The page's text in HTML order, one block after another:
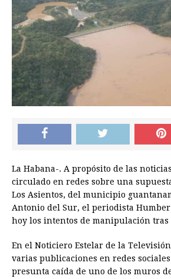
La Habana-. A propósito de las
circulado en redes sobre una
Los Asientos, del municipio
Antonio del Sur, el periodista
hoy los intentos de manipulación tras
En el Noticiero Estelar de la
varias publicaciones en redes
presunta caída de uno de los muros